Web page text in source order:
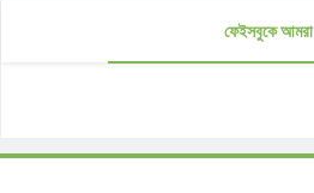
ফেইসবুকে আমরা